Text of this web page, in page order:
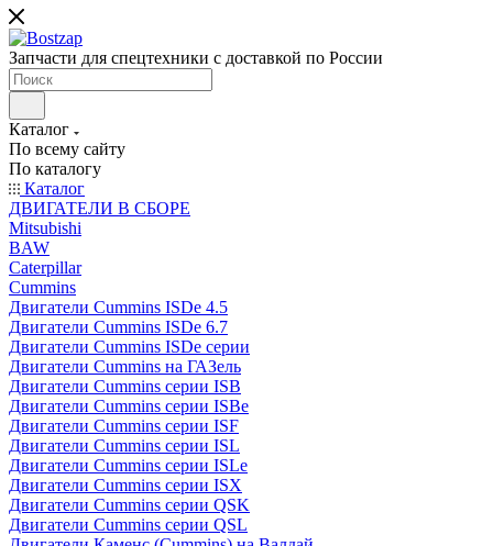
Запчасти для спецтехники с доставкой по России
Каталог
По всему сайту
По каталогу
Каталог
ДВИГАТЕЛИ В СБОРЕ
Mitsubishi
BAW
Caterpillar
Cummins
Двигатели Cummins ISDe 4.5
Двигатели Cummins ISDe 6.7
Двигатели Cummins ISDe серии
Двигатели Cummins на ГАЗель
Двигатели Cummins серии ISB
Двигатели Cummins серии ISBe
Двигатели Cummins серии ISF
Двигатели Cummins серии ISL
Двигатели Cummins серии ISLe
Двигатели Cummins серии ISX
Двигатели Cummins серии QSK
Двигатели Cummins серии QSL